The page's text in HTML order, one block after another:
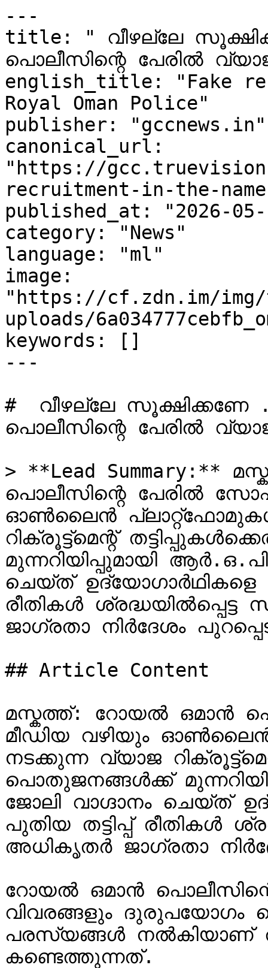
---
title: " വീഴല്ലേ
പൊലീസിന്റെ പേരിൽ വ്യാജ
english_title: "Fake
Royal Oman Police"
publisher: "gccnews.in"
canonical_url:
"https://
recruitment-in-the-
published_at: "2026-05-
category: "News"
language: "ml"
image:
"https://cf.zdn.im/img/
uploads/
keywords: []
---
#  വീഴല്ലേ
പൊലീസിന്റെ പേരിൽ വ്യാജ
> **Lead Summary:**
പൊലീസിന്റെ പേരിൽ
ഓൺലൈൻ പ്ലാറ്റ്‌ഫോമുകൾ വഴിയും നടക്കുന്ന വ്യാജ
റിക്രൂട്ട്‌മെന്റ് തട്ടിപ്പുകൾക്കെതിരെ പൊതുജനങ്ങൾക്ക്
മുന്നറിയിപ്പുമായി
ചെയ്ത് ഉദ്യോഗാർഥികളെ
രീതികൾ
ജാഗ്രതാ നിർദേശം
## Article Content
മസ്കത്ത്: റോയൽ ഒമാൻ
മീഡിയ വഴിയും ഓൺലൈൻ
നടക്കുന്ന വ്യാജ റിക്രൂട്ട്‌മെന്റ് തട്ടിപ്പുകൾക്കെതിരെ
പൊതുജനങ്ങൾക്ക്
ജോലി വാഗ്ദാനം ചെയ്ത്
പുതിയ തട്ടിപ്പ് രീതികൾ
അധികൃതർ ജാഗ്രതാ
റോയൽ ഒമാൻ
വിവരങ്ങളും ദുരുപയോഗം
പരസ്യങ്ങൾ നൽകിയാണ്
കണ്ടെത്തുന്നത്.